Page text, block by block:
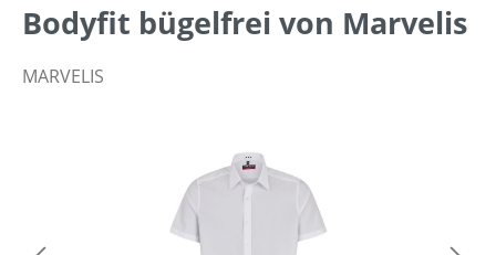
Bodyfit bügelfrei von Marvelis
MARVELIS